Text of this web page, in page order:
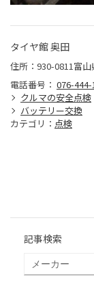
タイヤ館 奥田
住所：930-0811富
電話番号： 076-444-
クルマの安全点検
バッテリー交換
カテゴリ： 点検
記事検索